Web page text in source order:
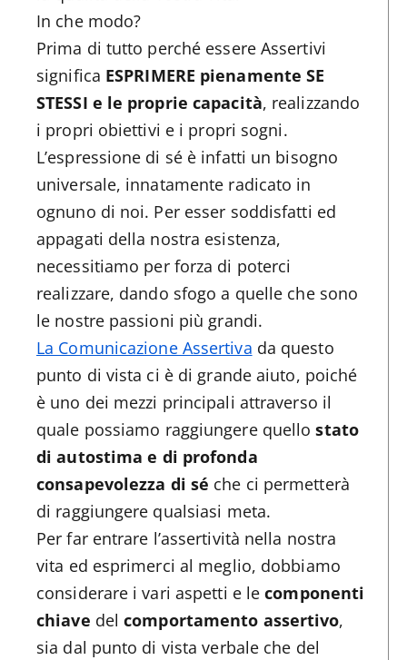
In che modo?
Prima di tutto perché essere Assertivi
significa ESPRIMERE pienamente SE
STESSI e le proprie capacità, realizzando
i propri obiettivi e i propri sogni.
L’espressione di sé è infatti un bisogno
universale, innatamente radicato in
ognuno di noi. Per esser soddisfatti ed
appagati della nostra esistenza,
necessitiamo per forza di poterci
realizzare, dando sfogo a quelle che sono
le nostre passioni più grandi.
La Comunicazione Assertiva da questo
punto di vista ci è di grande aiuto, poiché
è uno dei mezzi principali attraverso il
quale possiamo raggiungere quellostato
di autostima e di profonda
consapevolezza di sé che ci permetterà
di raggiungere qualsiasi meta.
Per far entrare l’assertività nella nostra
vita ed esprimerci al meglio, dobbiamo
considerare i vari aspetti e lecomponenti
chiave delcomportamento assertivo,
sia dal punto di vista verbale che del